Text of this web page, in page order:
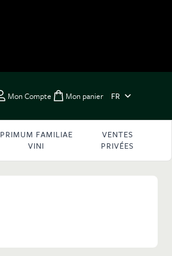
Mon Compte Toggle minicart,
Mon panier FR
PRIMUM FAMILIAE
VINI
VENTES
PRIVÉES